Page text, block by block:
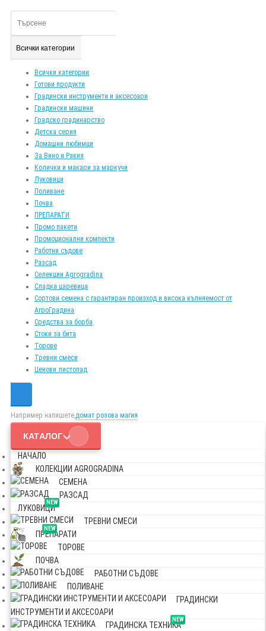
Всички категории
Всички категории
Готови продукти
Градински инструменти и аксесоари
Градински машини
Градско градинарство
Детска серия
Домашни любимци
За Вино и Ракия
Колички и макари за маркучи
Луковици
Поливане
Почва
ПРЕПАРАТИ
Промо пакети
Промоционални компекти
Работни съдове
Разсад
Селекции Agrogradina
Сладка царевица
Сортови семена с гарантиран произход и висока кълняемост от
АгроГрадина
Средства за борба
Стоки за бита
Торове
Тревни смеси
Ценови листопад
Например напишете,домат розова магия
КАТАЛОГ
НАЧАЛО
КОЛЕКЦИИ AGROGRADINA
СЕМЕНА
РАЗСАД
NEW
ЛУКОВИЦИ
ТРЕВНИ СМЕСИ
NEW
ПРЕПАРАТИ
ТОРОВЕ
ПОЧВА
РАБОТНИ СЪДОВЕ
ПОЛИВАНЕ
ГРАДИНСКИ
ИНСТРУМЕНТИ И АКСЕСОАРИ
NEW
ГРАДИНСКА ТЕХНИКА